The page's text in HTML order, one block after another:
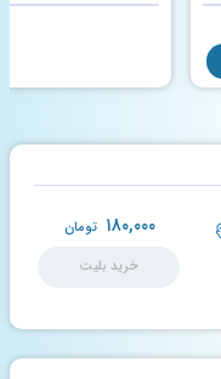
۱۸۰,۰۰۰ تومان
خرید بلیت